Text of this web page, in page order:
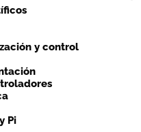
y control
Pi